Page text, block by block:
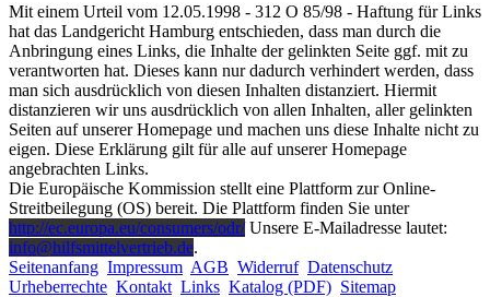
Mit einem Urteil vom 12.05.1998 - 312 O 85/98 - Haftung für Links
hat das Landgericht Hamburg entschieden, dass man durch die
Anbringung eines Links, die Inhalte der gelinkten Seite ggf. mit zu
verantworten hat. Dieses kann nur dadurch verhindert werden, dass
man sich ausdrücklich von diesen Inhalten distanziert. Hiermit
distanzieren wir uns ausdrücklich von allen Inhalten, aller gelinkten
Seiten auf unserer Homepage und machen uns diese Inhalte nicht zu
eigen. Diese Erklärung gilt für alle auf unserer Homepage
angebrachten Links.
Die Europäische Kommission stellt eine Plattform zur Online-
Streitbeilegung (OS) bereit. Die Plattform finden Sie unter
http://ec.europa.eu/consumers/odr/Unsere E-Mailadresse lautet:
info@hilfsmittelvertrieb.de.
Seitenanfang Impressum AGB Widerruf Datenschutz
Urheberrechte Kontakt Links Katalog (PDF) Sitemap